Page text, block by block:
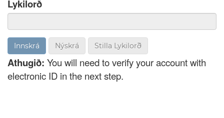
Lykilorð
Nýskrá Stilla Lykilorð
Athugið: You will need to verify your account with
electronic ID in the next step.